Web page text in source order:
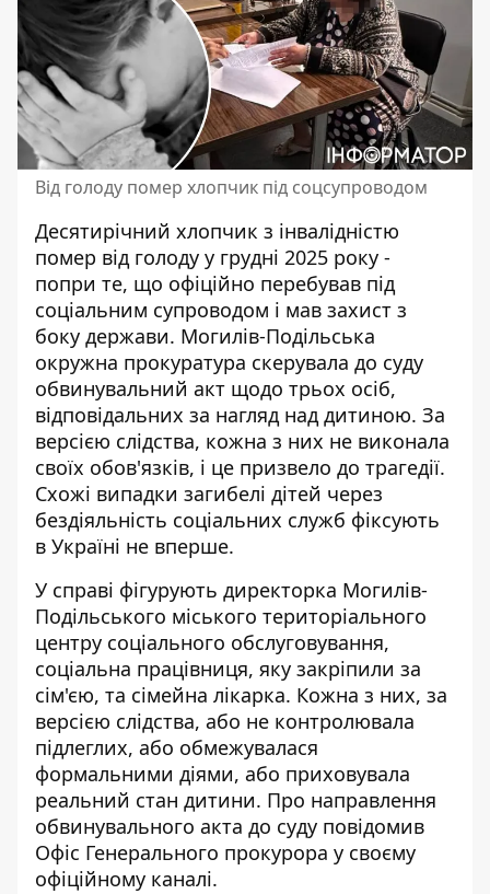
Від голоду помер хлопчик під соцсупроводом
Десятирічний хлопчик з інвалідністю
помер від голоду у грудні 2025 року -
попри те, що офіційно перебував під
соціальним супроводом і мав захист з
боку держави. Могилів-Подільська
окружна прокуратура скерувала до суду
обвинувальний акт щодо трьох осіб,
відповідальних за нагляд над дитиною. За
версією слідства, кожна з них не виконала
своїх обов'язків, і це призвело до трагедії.
Схожі випадки загибелі дітей через
бездіяльність соціальних служб фіксують
в Україні не вперше.
У справі фігурують директорка Могилів-
Подільського міського територіального
центру соціального обслуговування,
соціальна працівниця, яку закріпили за
сім'єю, та сімейна лікарка. Кожна з них, за
версією слідства, або не контролювала
підлеглих, або обмежувалася
формальними діями, або приховувала
реальний стан дитини. Про направлення
обвинувального акта до суду повідомив
Офіс Генерального прокурора у своєму
офіційному каналі.